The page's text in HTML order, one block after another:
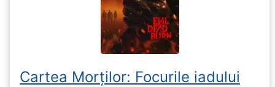
Cartea Morților: Focurile iadului